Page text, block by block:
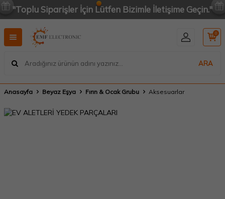
"Toplu Siparişler İçin Lütfen Bizimle İletişime Geçin."
ARA
0
Anasayfa Beyaz Eşya Fırın & Ocak Grubu Aksesuarlar